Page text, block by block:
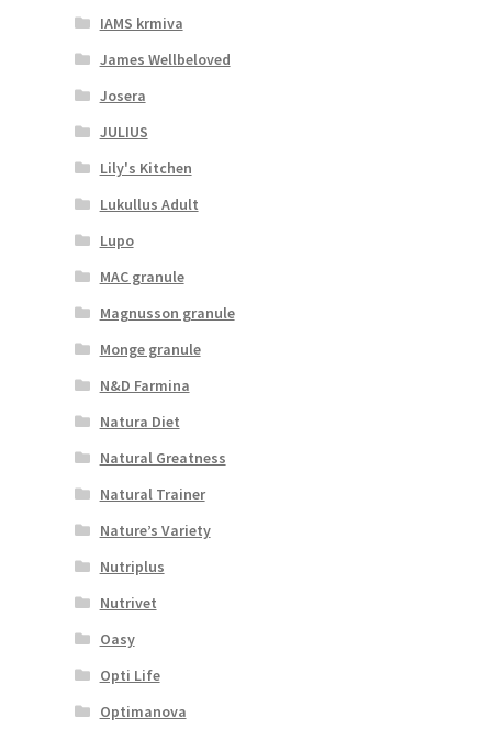
IAMS krmiva
James Wellbeloved
Josera
JULIUS
Lily's Kitchen
Lukullus Adult
Lupo
MAC granule
Magnusson granule
Monge granule
N&D Farmina
Natura Diet
Natural Greatness
Natural Trainer
Nature’s Variety
Nutriplus
Nutrivet
Oasy
Opti Life
Optimanova